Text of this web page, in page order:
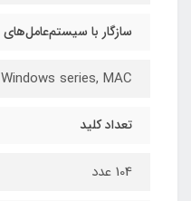
سازگار با سیستم‌عامل‌های
Windows series, MAC و دستگاه اندروید باکس
تعداد کلید
104 عدد